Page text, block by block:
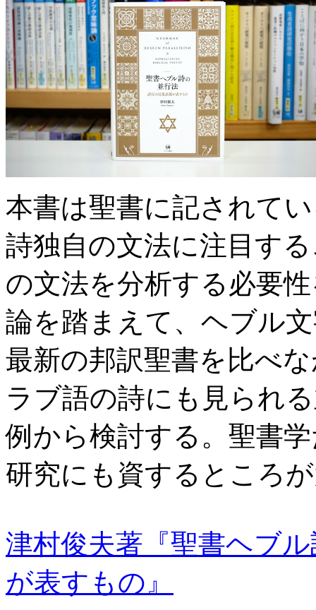
本書は聖書に記されて
詩独自の文法に注目す
の文法を分析する必要
論を踏まえて、ヘブル
最新の邦訳聖書を比べ
ラブ語の詩にも見られ
例から検討する。聖書
研究にも資するところ
津村俊夫著『聖書ヘブ
が表すもの』